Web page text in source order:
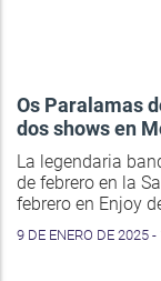
Os Paralamas
dos shows en
La legendaria
de febrero en la
febrero en Enjoy
9 DE ENERO DE 2025